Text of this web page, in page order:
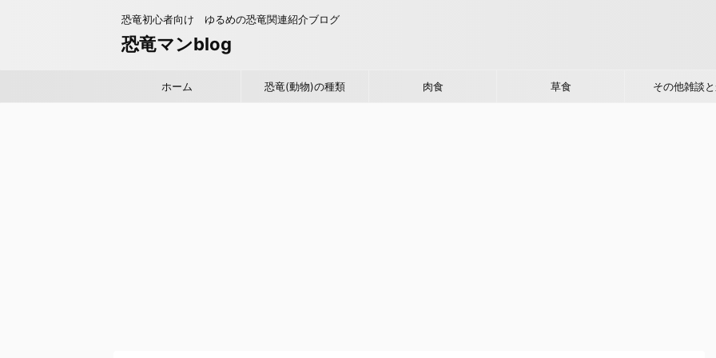
恐竜初心者向け ゆるめの恐竜関連紹介ブログ
恐竜マンblog
ホーム 恐竜(動物)の種類 肉食 草食 その他雑談